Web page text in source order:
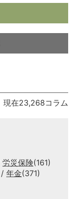
現在23,268コラム
労災保険(161)
年金(371)